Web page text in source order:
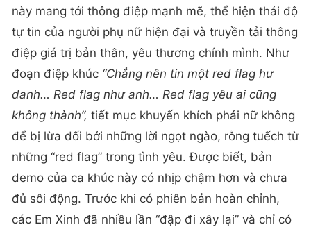
này mang tới thông điệp mạnh mẽ, thể hiện thái độ
tự tin của người phụ nữ hiện đại và truyền tải thông
điệp giá trị bản thân, yêu thương chính mình. Như
đoạn điệp khúc “Chẳng nên tin một red flag hư
danh… Red flag như anh… Red flag yêu ai cũng
không thành”, tiết mục khuyến khích phái nữ không
để bị lừa dối bởi những lời ngọt ngào, rỗng tuếch từ
những “red flag” trong tình yêu. Được biết, bản
demo của ca khúc này có nhịp chậm hơn và chưa
đủ sôi động. Trước khi có phiên bản hoàn chỉnh,
các Em Xinh đã nhiều lần “đập đi xây lại” và chỉ có